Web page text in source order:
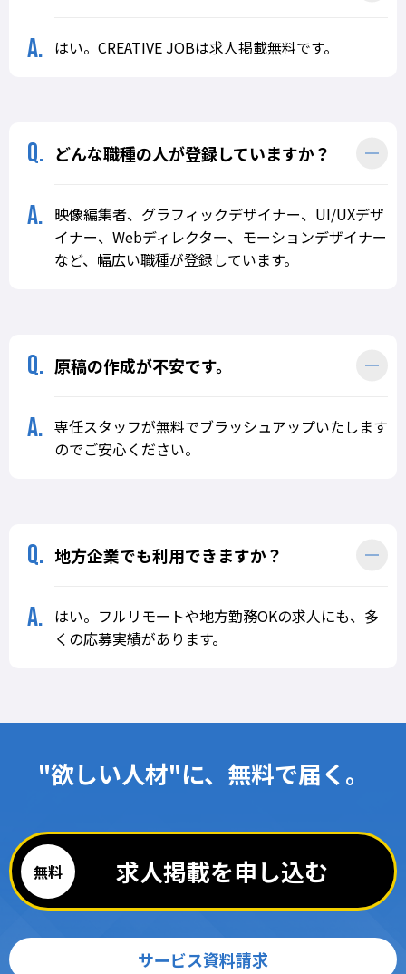
はい。CREATIVE JOBは求人掲載無料です。
どんな職種の人が登録していますか？
映像編集者、グラフィックデザイナー、UI/UXデザ
イナー、Webディレクター、モーションデザイナー
など、幅広い職種が登録しています。
原稿の作成が不安です。
専任スタッフが無料でブラッシュアップいたします
のでご安心ください。
地方企業でも利用できますか？
はい。フルリモートや地方勤務OKの求人にも、多
くの応募実績があります。
"欲しい人材"に、無料で届く。
求人掲載を申し込む
サービス資料請求